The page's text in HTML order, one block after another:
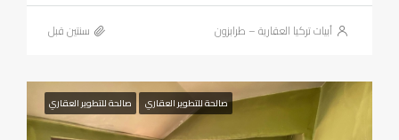
أبيات تركيا العقارية – طرابزون ‏سنتين قبل
صالحة للتطوير العقاري صالحة للتطوير العقاري